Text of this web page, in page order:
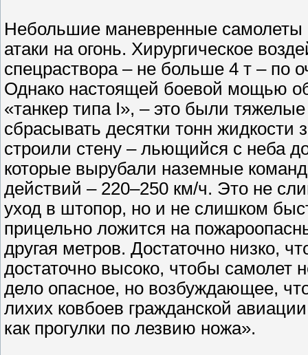
Небольшие маневренные самолеты
атаки на огонь. Хирургическое
спецраствора – не больше 4 т – по
Однако настоящей боевой мощью
«танкер типа I», – это были
сбрасывать десятки тонн жидкости
строили стену – льющийся с неба
которые вырубали наземные
действий – 220–250 км/ч. Это не
уход в штопор, но и не слишком
прицельно ложится на
другая метров. Достаточно низко,
достаточно высоко, чтобы самолет
дело опасное, но возбуждающее,
лихих ковбоев гражданской
как прогулки по лезвию ножа».